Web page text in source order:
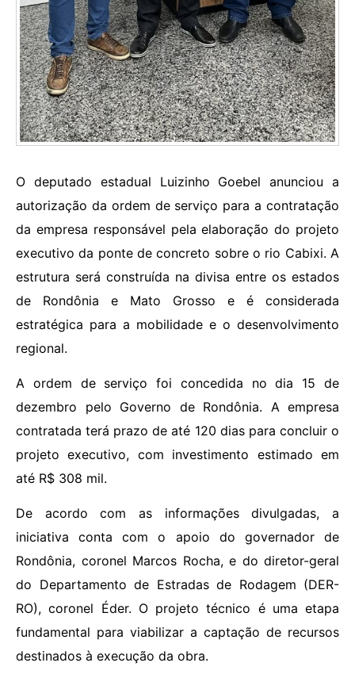
O deputado estadual Luizinho Goebel anunciou a
autorização da ordem de serviço para a contratação
da empresa responsável pela elaboração do projeto
executivo da ponte de concreto sobre o rio Cabixi. A
estrutura será construída na divisa entre os estados
de Rondônia e Mato Grosso e é considerada
estratégica para a mobilidade e o desenvolvimento
regional.
A ordem de serviço foi concedida no dia 15 de
dezembro pelo Governo de Rondônia. A empresa
contratada terá prazo de até 120 dias para concluir o
projeto executivo, com investimento estimado em
até R$ 308 mil.
De acordo com as informações divulgadas, a
iniciativa conta com o apoio do governador de
Rondônia, coronel Marcos Rocha, e do diretor-geral
do Departamento de Estradas de Rodagem (DER-
RO), coronel Éder. O projeto técnico é uma etapa
fundamental para viabilizar a captação de recursos
destinados à execução da obra.